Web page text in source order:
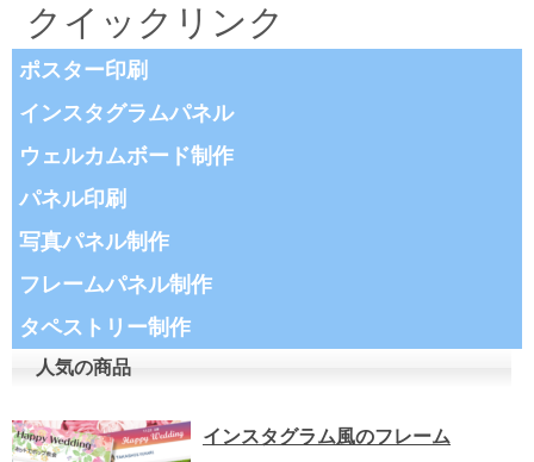
クイックリンク
ポスター印刷
インスタグラムパネル
ウェルカムボード制作
パネル印刷
写真パネル制作
フレームパネル制作
タペストリー制作
人気の商品
インスタグラム風のフレーム